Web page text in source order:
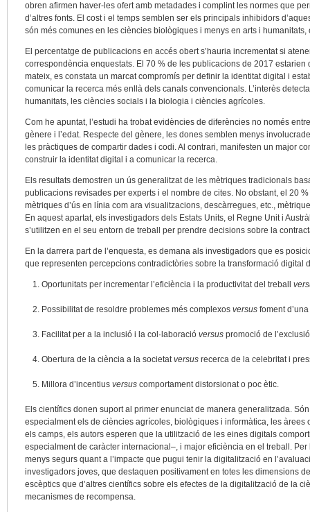
obren afirmen haver-les ofert amb metadades i complint les normes que
d’altres fonts. El cost i el temps semblen ser els principals inhibidors
són més comunes en les ciències biològiques i menys en arts i
El percentatge de publicacions en accés obert s’hauria incrementat si
correspondència enquestats. El 70 % de les publicacions de 2017
mateix, es constata un marcat compromís per definir la identitat digital i
comunicar la recerca més enllà dels canals convencionals. L’interès
humanitats, les ciències socials i la biologia i ciències agrícoles.
Com he apuntat, l’estudi ha trobat evidències de diferències no només
gènere i l’edat. Respecte del gènere, les dones semblen menys
les pràctiques de compartir dades i codi. Al contrari, manifesten un major
construir la identitat digital i a comunicar la recerca.
Els resultats demostren un ús generalitzat de les mètriques tradicionals
publicacions revisades per experts i el nombre de cites. No obstant, el 20
mètriques d’ús en línia com ara visualitzacions, descàrregues, etc.,
En aquest apartat, els investigadors dels Estats Units, el Regne Unit i
s’utilitzen en el seu entorn de treball per prendre decisions sobre la
En la darrera part de l’enquesta, es demana als investigadors que es
que representen percepcions contradictòries sobre la transformació digital
Oportunitats per incrementar l’eficiència i la productivitat del treball
Possibilitat de resoldre problemes més complexos versus foment
Facilitat per a la inclusió i la col·laboració versus promoció de
Obertura de la ciència a la societatversus recerca de la celebritat i
Millora d’incentius versus comportament distorsionat o poc ètic.
Els científics donen suport al primer enunciat de manera generalitzada.
especialment els de ciències agrícoles, biològiques i informàtica, les àrees
els camps, els autors esperen que la utilització de les eines digitals
especialment de caràcter internacional–, i major eficiència en el treball.
menys segurs quant a l’impacte que pugui tenir la digitalització en
investigadors joves, que destaquen positivament en totes les dimensions
escèptics que d’altres científics sobre els efectes de la digitalització de la
mecanismes de recompensa.